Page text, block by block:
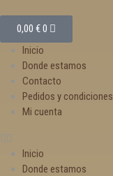
0,00 €0
Inicio
Donde estamos
Contacto
Pedidos y condiciones
Mi cuenta
Inicio
Donde estamos